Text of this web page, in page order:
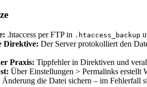
.htaccess per FTP in .htaccess_backup
Direktive: Der Server protokolliert den
Praxis: Tippfehler in Direktiven und
Über Einstellungen > Permalinks erstellt
Änderung die Datei sichern – im Fehlerfall